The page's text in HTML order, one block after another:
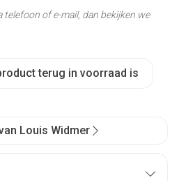
terug in voorraad is
of e-mail, dan bekijken we
Louis Widmer